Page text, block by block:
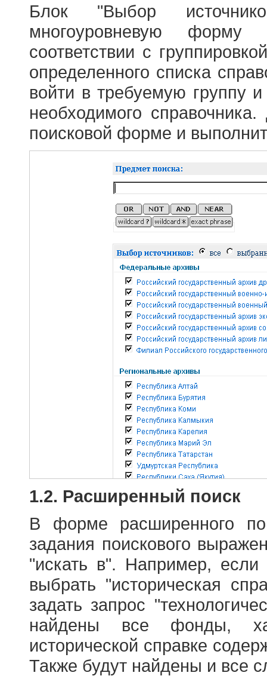
Блок "Выбор
многоуровневую форму
соответствии с
определенного списка
войти в требуемую группу и
необходимого
поисковой форме и
1.2. Расширенный поиск
В форме расширенного
задания поискового
"искать в". Например,
выбрать "историческая
задать запрос
найдены все фонды,
исторической справке
Также будут найдены и все